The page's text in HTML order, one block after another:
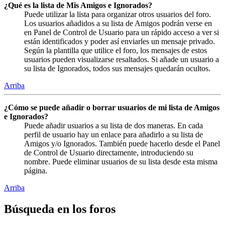
¿Qué es la lista de Mis Amigos e Ignorados?
Puede utilizar la lista para organizar otros usuarios del foro.
Los usuarios añadidos a su lista de Amigos podrán verse en
en Panel de Control de Usuario para un rápido acceso a ver si
están identificados y poder así enviarles un mensaje privado.
Según la plantilla que utilice el foro, los mensajes de estos
usuarios pueden visualizarse resaltados. Si añade un usuario a
su lista de Ignorados, todos sus mensajes quedarán ocultos.
Arriba
¿Cómo se puede añadir o borrar usuarios de mi lista de Amigos
e Ignorados?
Puede añadir usuarios a su lista de dos maneras. En cada
perfil de usuario hay un enlace para añadirlo a su lista de
Amigos y/o Ignorados. También puede hacerlo desde el Panel
de Control de Usuario directamente, introduciendo su
nombre. Puede eliminar usuarios de su lista desde esta misma
página.
Arriba
Búsqueda en los foros